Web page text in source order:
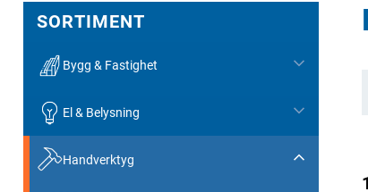
SORTIMENT
Bygg & Fastighet
El & Belysning
Handverktyg